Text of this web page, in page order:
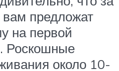
предложат
на первой
Роскошные
около 10-